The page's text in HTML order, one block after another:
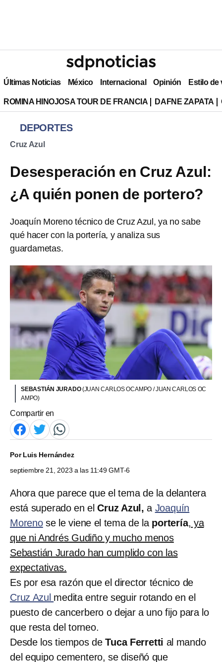
Últimas Noticias México Internacional Opinión Estilo de
ROMINA HINOJOSA TOUR DE FRANCIA DAFNE ZAPATA
DEPORTES
Cruz Azul
Desesperación en Cruz Azul:
¿A quién ponen de portero?
Joaquín Moreno técnico de Cruz Azul, ya no sabe
qué hacer con la portería, y analiza sus
guardametas.
SEBASTIÁN JURADO(JUAN CARLOS OCAMPO / JUAN CARLOS OC
AMPO)
Compartir en
PorLuis Hernández
septiembre 21, 2023 a las 11:49 GMT-6
Ahora que parece que el tema de la delantera
está superado en elCruz Azul, a Joaquín
Morenose le viene el tema de la portería, ya
que ni Andrés Gudiño y mucho menos
Sebastián Jurado han cumplido con las
expectativas.
Es por esa razón que el director técnico de
Cruz Azul medita entre seguir rotando en el
puesto de cancerbero o dejar a uno fijo para lo
que resta del torneo.
Desde los tiempos deTuca Ferretti al mando
del equipo cementero, se diseñó que